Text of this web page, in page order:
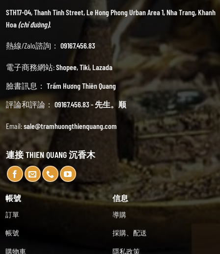
STH17-04, Thanh Tinh Street, Le Hong Phong Urban Area 1, Nha Trang, Khanh
Hoa(chỉ đường).
熱線/Zalo諮詢： 09167.456.83
電子商務網站:Shopee,Tiki,Lazada
臉書訊息： Trầm Hương Thiên Quang
評論和評論： 09167.456.83 - 先生。顺
Email:sale@tramhuongthienquang.com
連接 THIEN QUANG 沉香木
帳號
訂單
帳號
購物車
信息
導購
採購、配送
隱私政策